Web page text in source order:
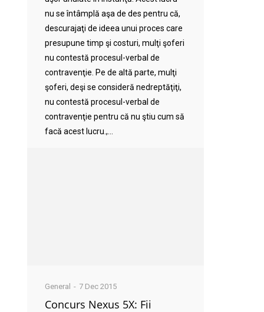
nu se întâmplă aşa de des pentru că,
descurajaţi de ideea unui proces care
presupune timp şi costuri, mulţi şoferi
nu contestă procesul-verbal de
contravenţie. Pe de altă parte, mulţi
şoferi, deşi se consideră nedreptăţiţi,
nu contestă procesul-verbal de
contravenţie pentru că nu ştiu cum să
facă acest lucru.,...
General 7 Dec 2015
Concurs Nexus 5X: Fii